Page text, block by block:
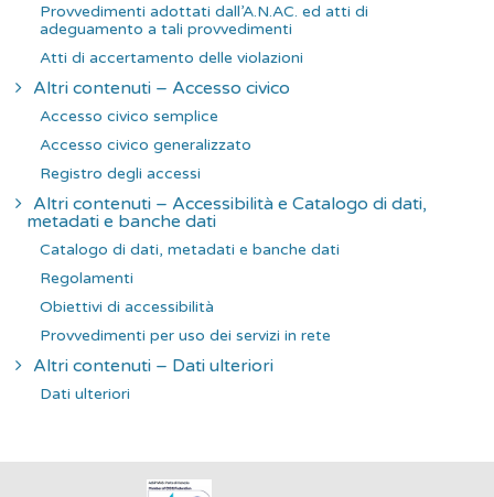
Provvedimenti adottati dall’A.N.AC. ed atti di
adeguamento a tali provvedimenti
Atti di accertamento delle violazioni
Altri contenuti – Accesso civico
Accesso civico semplice
Accesso civico generalizzato
Registro degli accessi
Altri contenuti – Accessibilità e Catalogo di dati,
metadati e banche dati
Catalogo di dati, metadati e banche dati
Regolamenti
Obiettivi di accessibilità
Provvedimenti per uso dei servizi in rete
Altri contenuti – Dati ulteriori
Dati ulteriori